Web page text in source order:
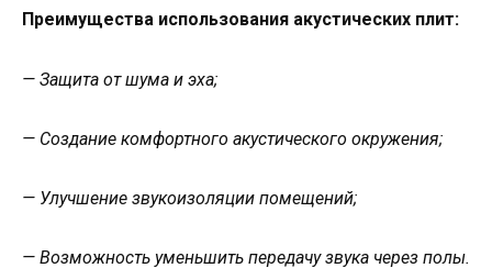
Преимущества использования акустических плит:
— Защита от шума и эха;
— Создание комфортного акустического окружения;
— Улучшение звукоизоляции помещений;
— Возможность уменьшить передачу звука через полы.